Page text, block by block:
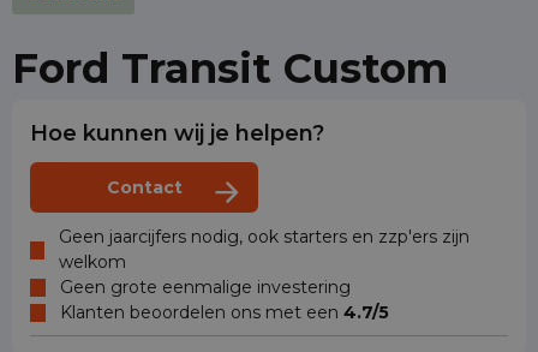
Ford Transit Custom
Hoe kunnen wij je helpen?
Contact
Geen jaarcijfers nodig, ook starters en zzp'ers zijn
welkom
Geen grote eenmalige investering
Klanten beoordelen ons met een 4.7/5